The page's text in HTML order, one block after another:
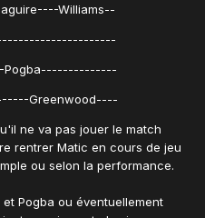
Williams--
Greenwood----
ne va pas jouer le match
rentrer Matic en cours de jeu
ou selon la performance.
Pogba ou éventuellement